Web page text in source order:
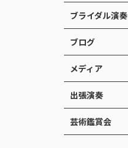
ブライダル演奏
ブログ
メディア
出張演奏
芸術鑑賞会